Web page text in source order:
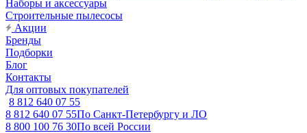
Наборы и аксессуары
Строительные пылесосы
Акции
Бренды
Подборки
Блог
Контакты
Для оптовых покупателей
8 812 640 07 55
8 812 640 07 55По Санкт-Петербургу и ЛО
8 800 100 76 30По всей России